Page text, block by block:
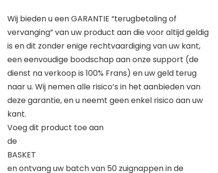
Wij bieden u eenGARANTIE “terugbetaling of
vervanging” van uw product aan die vooraltijdgeldig
is en dit zonder enige rechtvaardiging van uw kant,
een eenvoudige boodschap aan onze support (de
dienst na verkoop is 100% Frans) en uw geld terug
naar u. Wij nemen alle risico’s in het aanbieden van
deze garantie, en u neemt geen enkel risico aan uw
kant.
Voegdit product toe aan
de
BASKET
en ontvang uw batch van 50 zuignappen in de